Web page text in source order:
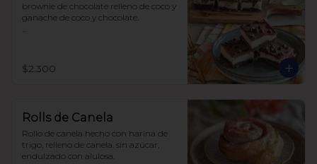
brownie de chocolate relleno de coco y
ganache de coco y chocolate.
sin soya
con harina de avena
$2.300
Rolls de Canela
Rollo de canela hecho con harina de
trigo, relleno de canela. sin azúcar,
endulzado con alulosa.